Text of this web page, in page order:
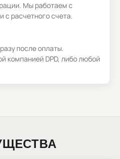
Мы работаем с
с расчетного счета.
после оплаты.
компанией DPD, либо любой